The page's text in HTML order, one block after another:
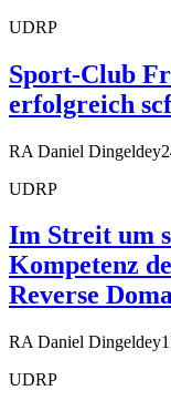
UDRP
Sport-Club
erfolgreich
RA Daniel Dingeldey
UDRP
Im Streit um
Kompetenz
Reverse
RA Daniel Dingeldey
UDRP